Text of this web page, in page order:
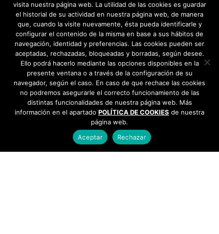
visita nuestra página web. La utilidad de las cookies es guardar
el historial de su actividad en nuestra página web, de manera
que, cuando la visite nuevamente, ésta pueda identificarle y
configurar el contenido de la misma en base a sus hábitos de
navegación, identidad y preferencias. Las cookies pueden ser
aceptadas, rechazadas, bloqueadas y borradas, según desee.
Ello podrá hacerlo mediante las opciones disponibles en la
presente ventana o a través de la configuración de su
navegador, según el caso. En caso de que rechace las cookies
no podremos asegurarle el correcto funcionamiento de las
distintas funcionalidades de nuestra página web. Más
información en el apartado POLÍTICA DE COOKIES de nuestra
página web.
Aceptar
Rechazar